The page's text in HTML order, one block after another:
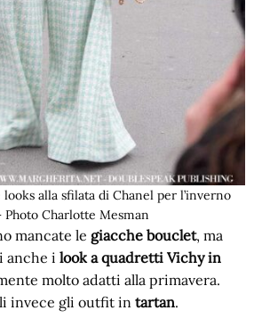
alla sfilata di Chanel per l’inverno
Photo Charlotte Mesman
mancate le giacche bouclet, ma
anche ilook a quadretti Vichy in
molto adatti alla primavera.
invece gli outfit intartan.